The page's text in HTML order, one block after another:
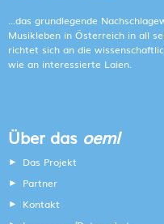
...das grundlegende
Musikleben in Österreich in all
richtet sich an die
wie an interessierte Laien.
Über das oeml
Das Projekt
Partner
Kontakt